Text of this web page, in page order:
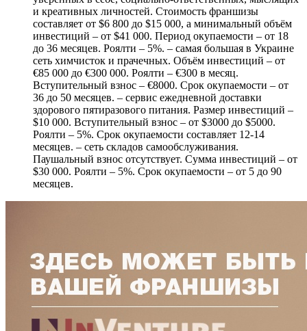
и креативных личностей. Стоимость франшизы
составляет от $6 800 до $15 000, а минимальный объём
инвестиций – от $41 000. Период окупаемости – от 18
до 36 месяцев. Роялти – 5%. – самая большая в Украине
сеть химчисток и прачечных. Объём инвестиций – от
€85 000 до €300 000. Роялти – €300 в месяц.
Вступительный взнос – €8000. Срок окупаемости – от
36 до 50 месяцев. – сервис ежедневной доставки
здорового пятиразового питания. Размер инвестиций –
$10 000. Вступительный взнос – от $3000 до $5000.
Роялти – 5%. Срок окупаемости составляет 12-14
месяцев. – cеть складов самообслуживания.
Паушальный взнос отсутствует. Сумма инвестиций – от
$30 000. Роялти – 5%. Срок окупаемости – от 5 до 90
месяцев.